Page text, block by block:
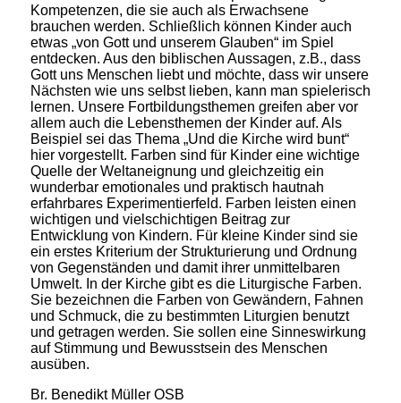
Kompetenzen, die sie auch als Erwachsene
brauchen werden. Schließlich können Kinder auch
etwas „von Gott und unserem Glauben“ im Spiel
entdecken. Aus den biblischen Aussagen, z.B., dass
Gott uns Menschen liebt und möchte, dass wir unsere
Nächsten wie uns selbst lieben, kann man spielerisch
lernen. Unsere Fortbildungsthemen greifen aber vor
allem auch die Lebensthemen der Kinder auf. Als
Beispiel sei das Thema „Und die Kirche wird bunt“
hier vorgestellt. Farben sind für Kinder eine wichtige
Quelle der Weltaneignung und gleichzeitig ein
wunderbar emotionales und praktisch hautnah
erfahrbares Experimentierfeld. Farben leisten einen
wichtigen und vielschichtigen Beitrag zur
Entwicklung von Kindern. Für kleine Kinder sind sie
ein erstes Kriterium der Strukturierung und Ordnung
von Gegenständen und damit ihrer unmittelbaren
Umwelt. In der Kirche gibt es die Liturgische Farben.
Sie bezeichnen die Farben von Gewändern, Fahnen
und Schmuck, die zu bestimmten Liturgien benutzt
und getragen werden. Sie sollen eine Sinneswirkung
auf Stimmung und Bewusstsein des Menschen
ausüben.
Br. Benedikt Müller OSB